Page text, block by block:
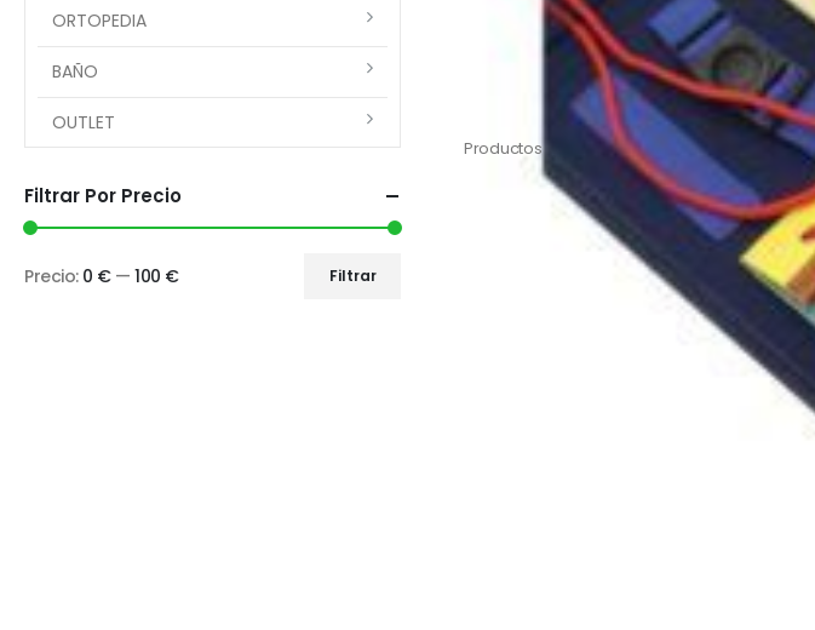
Productos
ORTOPEDIA
BAÑO
OUTLET
Filtrar Por Precio
Filtrar
Precio: 0 €—100 €